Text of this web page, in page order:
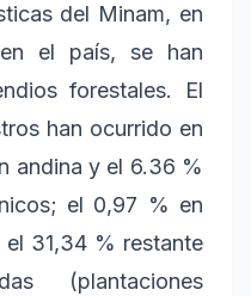
del Minam, en
el país, se han
forestales. El
han ocurrido en
andina y el 6.36 %
el 0,97 % en
31,34 % restante
(plantaciones